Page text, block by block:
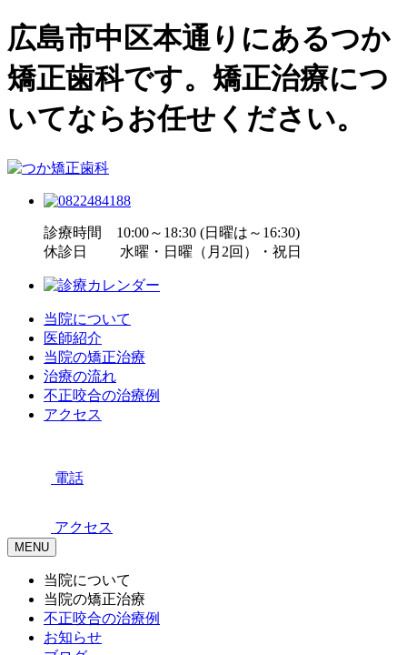
広島市中区本通りにあるつか
矯正歯科です。矯正治療につ
いてならお任せください。
診療時間 10:00～18:30 (日曜は～16:30)
休診日 水曜・日曜（月2回）・祝日
当院について
医師紹介
当院の矯正治療
治療の流れ
不正咬合の治療例
アクセス
電話
アクセス
MENU
当院について
当院の矯正治療
不正咬合の治療例
お知らせ